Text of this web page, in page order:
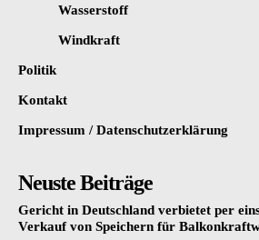
Wasserstoff
Windkraft
Politik
Kontakt
Impressum / Datenschutzerklärung
Neuste Beiträge
Gericht in Deutschland verbietet per
Verkauf von Speichern für